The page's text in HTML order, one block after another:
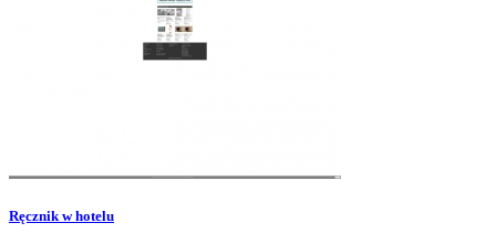
Ręcznik w hotelu